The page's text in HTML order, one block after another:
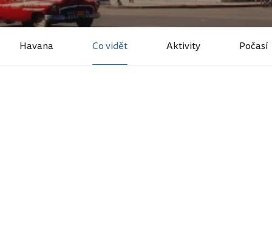
Havana Co vidět Aktivity Počasí